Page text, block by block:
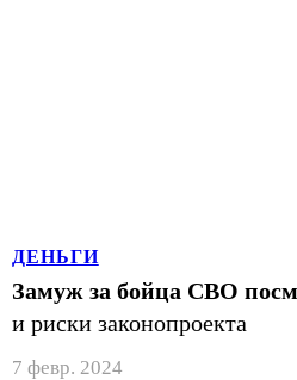
ДЕНЬГИ
Замуж за бойца СВО
и риски законопроекта
7 февр. 2024